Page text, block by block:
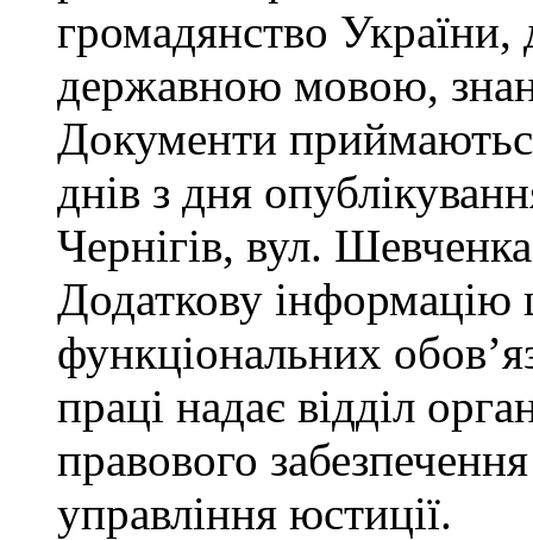
громадянство України,
державною мовою,
Документи
днів з дня
Чернігів, вул.
Додаткову
функціональних
праці надає відділ
правового
управління юстиції.